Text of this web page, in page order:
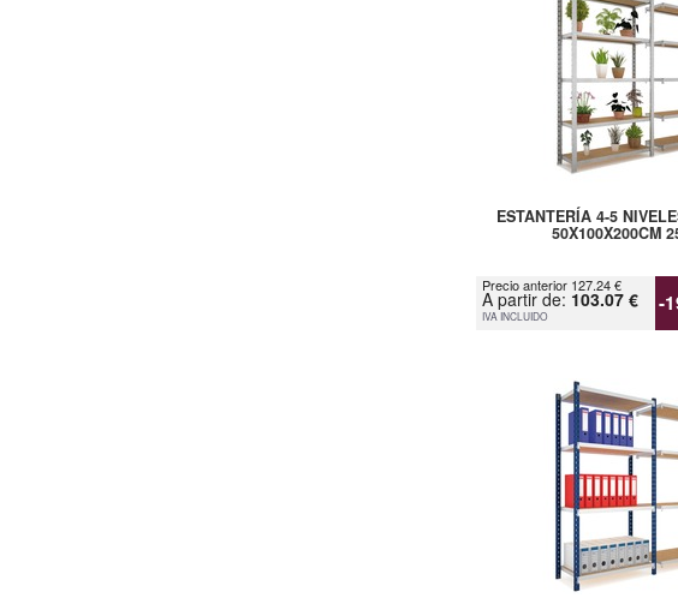
ESTANTERÍA 4-5
50X100X200CM
Precio anterior 127.24 €
A partir de: 103.07 €
IVA INCLUIDO -